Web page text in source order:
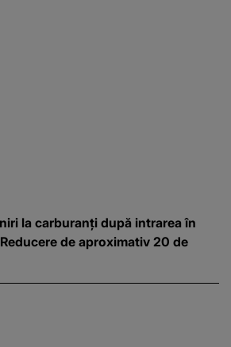
la carburanți după intrarea în
de aproximativ 20 de